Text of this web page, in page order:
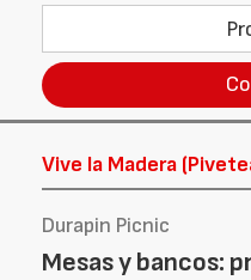
Vive la Madera
Durapin Picnic
Mesas y bancos: